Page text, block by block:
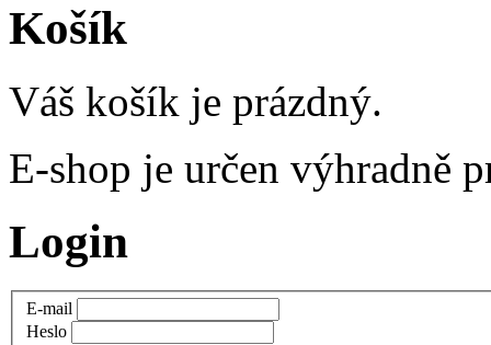
Košík
Váš košík je prázdný.
E-shop je určen výhradně
Login
E-mail
Heslo